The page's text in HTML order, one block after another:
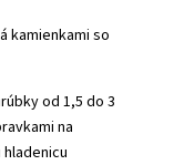
kamienkami so
od 1,5 do 3
na